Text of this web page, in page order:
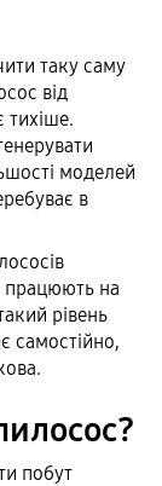
таку саму
від
тихіше.
моделей
в
працюють на
рівень
самостійно,
побут